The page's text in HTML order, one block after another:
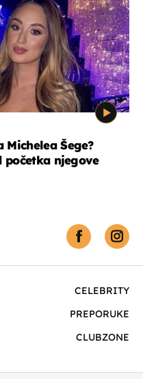
Šege?
njegove
CELEBRITY
PREPORUKE
CLUBZONE